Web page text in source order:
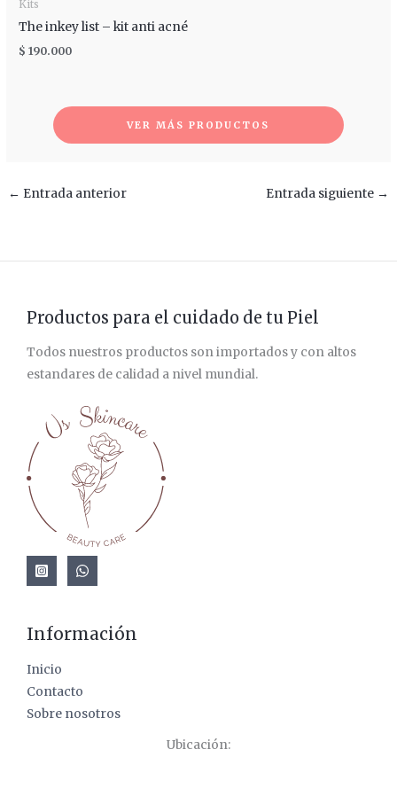
Kits
The inkey list – kit anti acné
$ 190.000
VER MÁS PRODUCTOS
← Entrada anterior Entrada siguiente →
Productos para el cuidado de tu Piel
Todos nuestros productos son importados y con altos
estandares de calidad a nivel mundial.
Información
Inicio
Contacto
Sobre nosotros
Ubicación: